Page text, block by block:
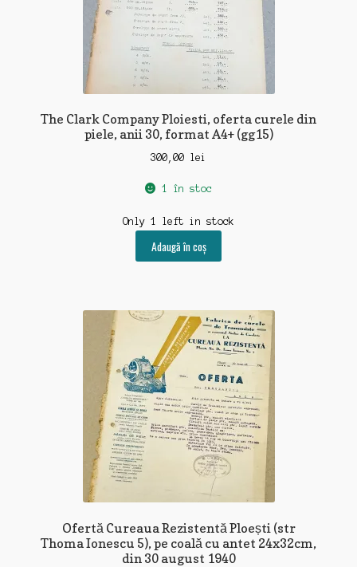
The Clark Company Ploiesti, oferta curele din
piele, anii 30, format A4+ (gg15)
300,00 lei
1 în stoc
Only 1 left in stock
Adaugă în coș
Ofertă Cureaua Rezistentă Ploești (str
Thoma Ionescu 5), pe coală cu antet 24x32cm,
din 30 august 1940